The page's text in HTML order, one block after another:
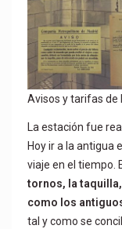
Avisos y tarifas de
La estación fue
Hoy ir a la antigua
viaje en el tiempo.
tornos, la
como los
tal y como se